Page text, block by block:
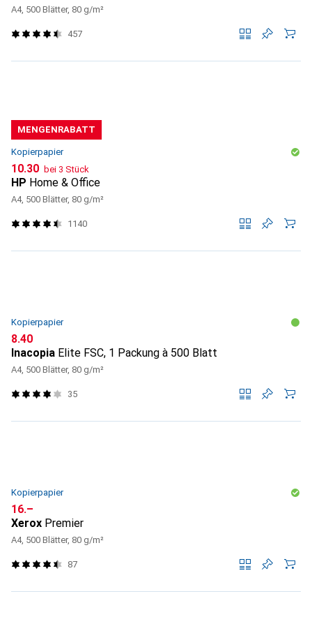
A4, 500 Blätter, 80 g/m²
457
MENGENRABATT
Kopierpapier
CHF
10.30 bei 3 Stück
HP Home & Office
A4, 500 Blätter, 80 g/m²
1140
Kopierpapier
CHF
8.40
Inacopia Elite FSC, 1 Packung à 500 Blatt
A4, 500 Blätter, 80 g/m²
35
Kopierpapier
CHF
16.–
Xerox Premier
A4, 500 Blätter, 80 g/m²
87